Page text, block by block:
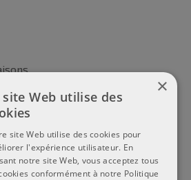
×
site Web utilise des
site Web utilise des cookies pour
l'expérience utilisateur. En
notre site Web, vous acceptez tous
conformément à notre Politique